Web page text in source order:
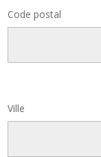
Code postal
Ville